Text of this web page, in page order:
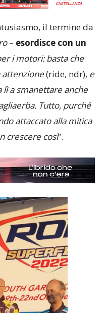
il termine da
– esordisce con un
i motori: basta che
(ride, ndr)
lì a smanettare anche
Tutto, purché
attaccato alla mitica